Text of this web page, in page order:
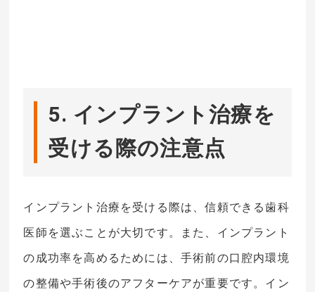
5. インプラント治療を
受ける際の注意点
インプラント治療を受ける際は、信頼できる歯科
医師を選ぶことが大切です。また、インプラント
の成功率を高めるためには、手術前の口腔内環境
の整備や手術後のアフターケアが重要です。イン